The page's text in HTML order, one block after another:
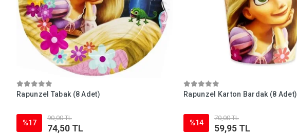
Rapunzel Tabak (8 Adet)
%17
90,00 TL
74,50 TL
Rapunzel Karton Bardak (8 Adet)
%14
70,00 TL
59,95 TL